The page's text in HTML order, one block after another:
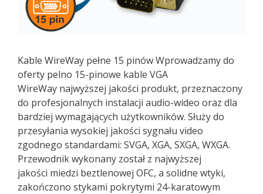
Kable WireWay pełne 15 pinów Wprowadzamy do
oferty pelno 15-pinowe kable VGA
WireWay najwyższej jakości produkt, przeznaczony
do profesjonalnych instalacji audio-wideo oraz dla
bardziej wymagających użytkowników. Służy do
przesyłania wysokiej jakości sygnału video
zgodnego standardami: SVGA, XGA, SXGA, WXGA.
Przewodnik wykonany został z najwyższej
jakości miedzi beztlenowej OFC, a solidne wtyki,
zakończono stykami pokrytymi 24-karatowym